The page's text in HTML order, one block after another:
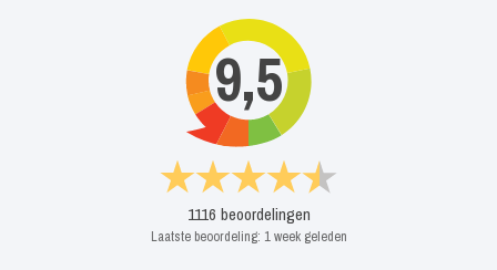
9,5
1116 beoordelingen
Laatste beoordeling: 1 week geleden